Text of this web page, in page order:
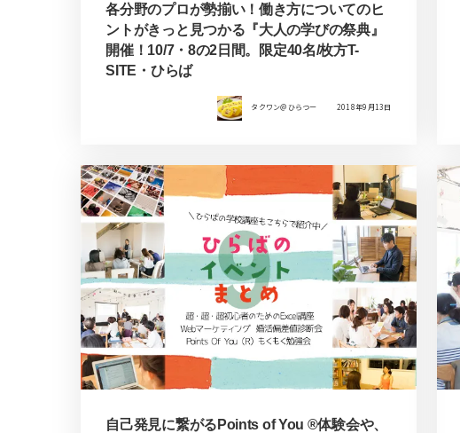
各分野のプロが勢揃い！働き方についてのヒ
ントがきっと見つかる『大人の学びの祭典』
開催！10/7・8の2日間。限定40名/枚方T-
SITE・ひらば
タクワン＠ひらつー 2018年9月13日
自己発見に繋がるPoints of You ®︎体験会や、